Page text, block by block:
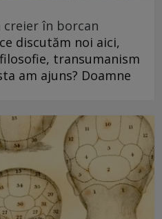
creier în borcan
discutăm noi aici,
transumanism
am ajuns? Doamne